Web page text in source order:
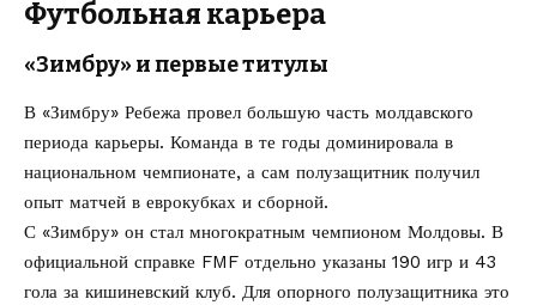
Футбольная карьера
«Зимбру» и первые титулы
В «Зимбру» Ребежа провел большую часть молдавского
периода карьеры. Команда в те годы доминировала в
национальном чемпионате, а сам полузащитник получил
опыт матчей в еврокубках и сборной.
С «Зимбру» он стал многократным чемпионом Молдовы. В
официальной справке FMF отдельно указаны 190 игр и 43
гола за кишиневский клуб. Для опорного полузащитника это